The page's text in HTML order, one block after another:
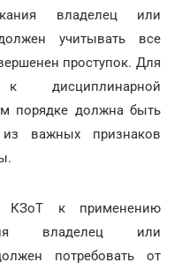
владелец или
учитывать все
проступок. Для
дисциплинарной
порядке должна быть
важных признаков
КЗоТ к применению
владелец или
потребовать от